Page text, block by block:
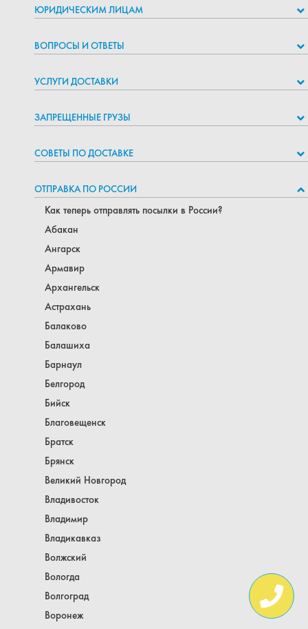
ЮРИДИЧЕСКИМ ЛИЦАМ
ВОПРОСЫ И ОТВЕТЫ
УСЛУГИ ДОСТАВКИ
ЗАПРЕЩЕННЫЕ ГРУЗЫ
СОВЕТЫ ПО ДОСТАВКЕ
ОТПРАВКА ПО РОССИИ
Как теперь отправлять посылки в России?
Абакан
Ангарск
Армавир
Архангельск
Астрахань
Балаково
Балашиха
Барнаул
Белгород
Бийск
Благовещенск
Братск
Брянск
Великий Новгород
Владивосток
Владимир
Владикавказ
Волжский
Вологда
Волгоград
Воронеж